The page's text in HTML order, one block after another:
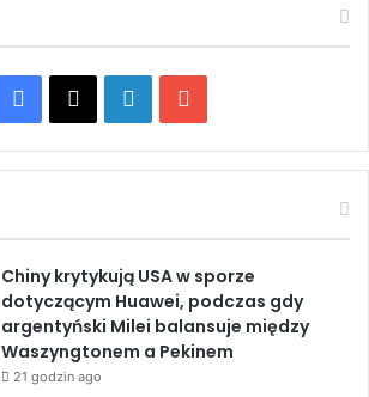
a
e
b
o
o
i
k
e
d
o
T
u
b
Chiny krytykują USA w sporze
dotyczącym Huawei, podczas gdy
argentyński Milei balansuje między
Waszyngtonem a Pekinem
21 godzin ago